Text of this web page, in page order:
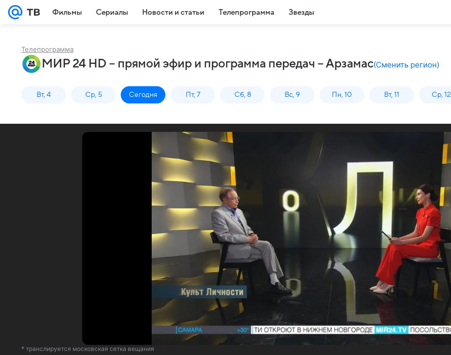
Фильмы Сериалы Новости и статьи Телепрограмма Звезды
Телепрограмма
МИР 24 HD – прямой эфир и программа передач – Арзамас(Сменить регион)
Вт, 4 Ср, 5 Сегодня Пт, 7 Сб, 8 Вс, 9 Пн, 10 Вт, 11 Ср, 12
* транслируется московская сетка вещания